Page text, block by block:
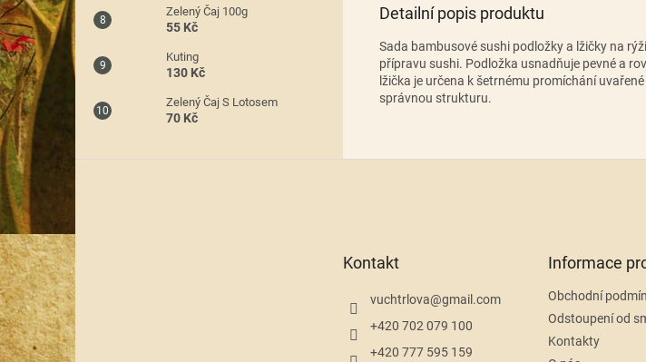
Zelený Čaj 100g
55 Kč
Kuting
130 Kč
Zelený Čaj S Lotosem
70 Kč
Detailní popis produktu
Sada bambusové sushi podložky a lžičky na
přípravu sushi. Podložka usnadňuje pevné a
lžička je určena k šetrnému promíchání
správnou strukturu.
Z
á
a
t
í
Kontakt
vuchtrlova@gmail.com
+420 702 079 100
+420 777 595 159
Informace
Obchodní
Odstoupení od
Kontakty